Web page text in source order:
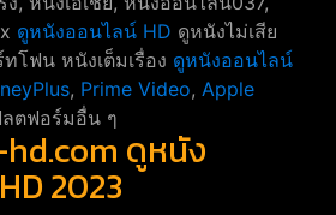
ดูหนังออนไลน์ HD ดูหนังไม่เสีย
โฟน หนังเต็มเรื่อง ดูหนังออนไลน์
, Prime Video, Apple
ตฟอร์มอื่น ๆ
ดูหนัง
2023